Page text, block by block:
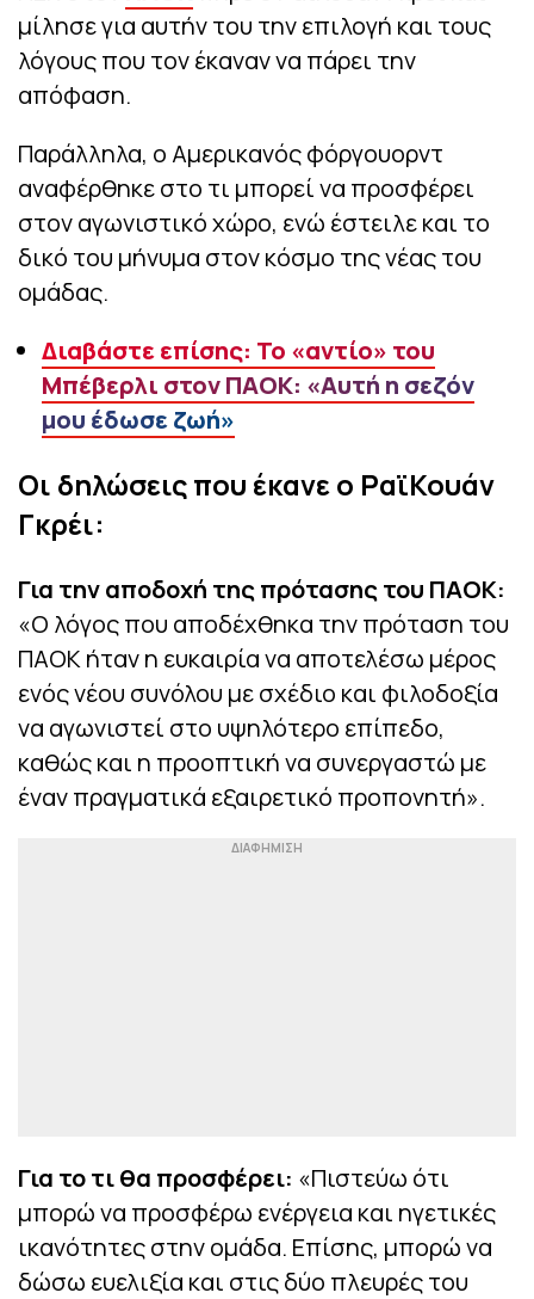
μίλησε για αυτήν του την επιλογή και τους
λόγους που τον έκαναν να πάρει την
απόφαση.
Παράλληλα, ο Αμερικανός φόργουορντ
αναφέρθηκε στο τι μπορεί να προσφέρει
στον αγωνιστικό χώρο, ενώ έστειλε και το
δικό του μήνυμα στον κόσμο της νέας του
ομάδας.
Διαβάστε επίσης: Το «αντίο» του
Μπέβερλι στον ΠΑΟΚ: «Αυτή η σεζόν
μου έδωσε ζωή»
Οι δηλώσεις που έκανε ο ΡαϊΚουάν
Γκρέι:
Για την αποδοχή της πρότασης του ΠΑΟΚ:
«Ο λόγος που αποδέχθηκα την πρόταση του
ΠΑΟΚ ήταν η ευκαιρία να αποτελέσω μέρος
ενός νέου συνόλου με σχέδιο και φιλοδοξία
να αγωνιστεί στο υψηλότερο επίπεδο,
καθώς και η προοπτική να συνεργαστώ με
έναν πραγματικά εξαιρετικό προπονητή».
Για το τι θα προσφέρει: «Πιστεύω ότι
μπορώ να προσφέρω ενέργεια και ηγετικές
ικανότητες στην ομάδα. Επίσης, μπορώ να
δώσω ευελιξία και στις δύο πλευρές του